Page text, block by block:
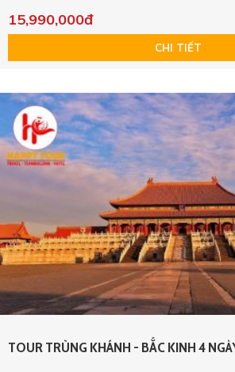
15,990,000đ
CHI TIẾT
TOUR TRÙNG KHÁNH - BẮC KINH 4